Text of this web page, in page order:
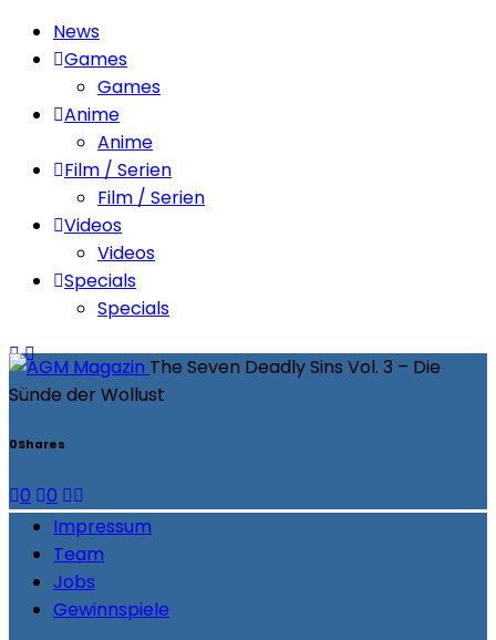
News
Games
Games
Anime
Anime
Film / Serien
Film / Serien
Videos
Videos
Specials
Specials
The Seven Deadly Sins Vol. 3 – Die
Sünde der Wollust
0Shares
0
0
Impressum
Team
Jobs
Gewinnspiele